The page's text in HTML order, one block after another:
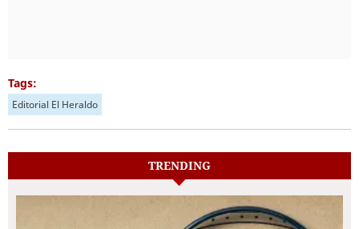
Tags:
Editorial El Heraldo
TRENDING